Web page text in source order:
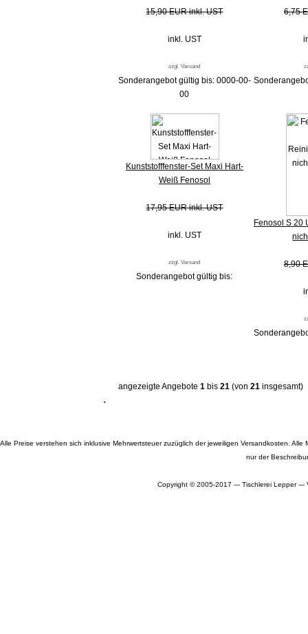
15,90 EUR inkl. UST
inkl. UST
zzgl. Versand
Sonderangebot gültig bis: 0000-00-
00
6,75
Kunststofffenster-Set Maxi Hart-
Weiß Fenosol
17,95 EUR inkl. UST
inkl. UST
zzgl. Versand
Sonderangebot gültig bis:
Fenosol S 20
8,90
angezeigte Angebote 1 bis 21 (von 21 insgesamt)
Alle Preise verstehen sich inklusive Mehrwertsteuer zuzüglich der jeweiligen Versandkosten.
nur der
Copyright © 2005-2017 --- Tischlerei Lepper